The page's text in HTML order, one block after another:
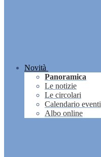
Novità
Panoramica
Le notizie
Le circolari
Calendario eventi
Albo online